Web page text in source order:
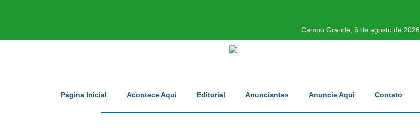
Campo Grande, 6 de agosto de 2026
Página Inicial Acontece Aqui Editorial Anunciantes Anuncie Aqui Contato